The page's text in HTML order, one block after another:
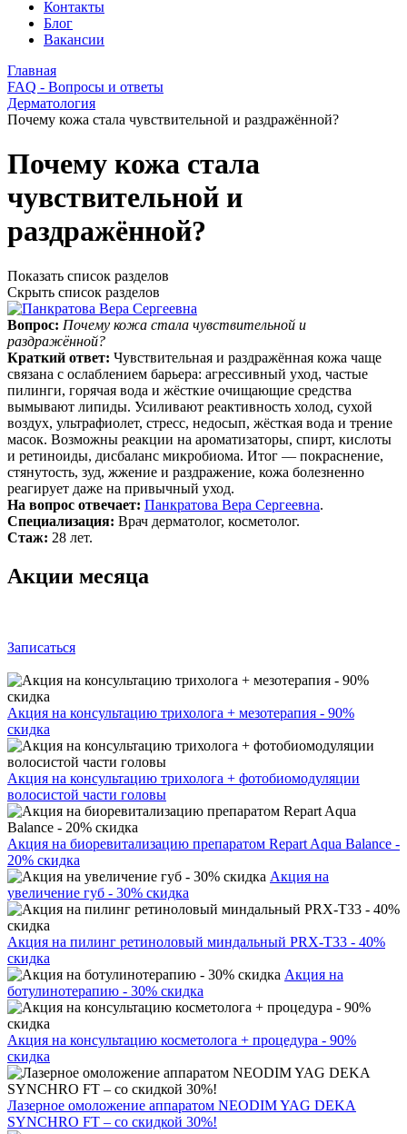
Контакты
Блог
Вакансии
Главная
FAQ - Вопросы и ответы
Дерматология
Почему кожа стала чувствительной и раздражённой?
Почему кожа стала
чувствительной и
раздражённой?
Показать список разделов
Скрыть список разделов
Вопрос: Почему кожа стала чувствительной и
раздражённой?
Краткий ответ: Чувствительная и раздражённая кожа чаще
связана с ослаблением барьера: агрессивный уход, частые
пилинги, горячая вода и жёсткие очищающие средства
вымывают липиды. Усиливают реактивность холод, сухой
воздух, ультрафиолет, стресс, недосып, жёсткая вода и трение
масок. Возможны реакции на ароматизаторы, спирт, кислоты
и ретиноиды, дисбаланс микробиома. Итог — покраснение,
стянутость, зуд, жжение и раздражение, кожа болезненно
реагирует даже на привычный уход.
На вопрос отвечает: Панкратова Вера Сергеевна.
Специализация: Врач дерматолог, косметолог.
Стаж: 28 лет.
Акции месяца
Записаться
Акция на консультацию трихолога + мезотерапия - 90%
скидка
Акция на консультацию трихолога + фотобиомодуляции
волосистой части головы
Акция на биоревитализацию препаратом Repart Aqua Balance -
20% скидка
Акция на
увеличение губ - 30% скидка
Акция на пилинг ретиноловый миндальный PRX-T33 - 40%
скидка
Акция на
ботулинотерапию - 30% скидка
Акция на консультацию косметолога + процедура - 90%
скидка
Лазерное омоложение аппаратом NEODIM YAG DEKA
SYNCHRO FT – со скидкой 30%!